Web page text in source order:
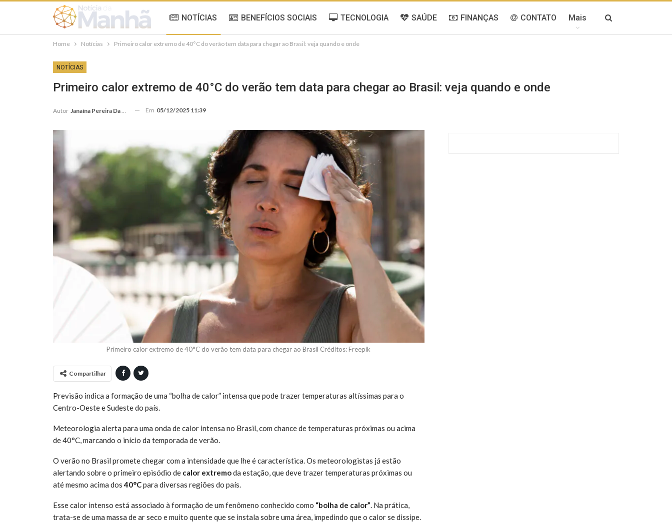
NOTÍCIAS BENEFÍCIOS SOCIAIS TECNOLOGIA SAÚDE FINANÇAS CONTATO Mais
Home Notícias Primeiro calor extremo de 40°C do verão tem data para chegar ao Brasil: veja quando e onde
NOTÍCIAS
Primeiro calor extremo de 40°C do verão tem data para chegar ao Brasil: veja quando e onde
Autor Janaína Pereira Da Silva Em 05/12/2025 11:39
Primeiro calor extremo de 40°C do verão tem data para chegar ao Brasil Créditos: Freepik
Compartilhar
Previsão indica a formação de uma “bolha de calor” intensa que pode trazer temperaturas altíssimas para o
Centro-Oeste e Sudeste do país.
Meteorologia alerta para uma onda de calor intensa no Brasil, com chance de temperaturas próximas ou acima
de 40°C, marcando o início da temporada de verão.
O verão no Brasil promete chegar com a intensidade que lhe é característica. Os meteorologistas já estão
alertando sobre o primeiro episódio de calor extremoda estação, que deve trazer temperaturas próximas ou
até mesmo acima dos40°Cpara diversas regiões do país.
Esse calor intenso está associado à formação de um fenômeno conhecido como “bolha de calor”. Na prática,
trata-se de uma massa de ar seco e muito quente que se instala sobre uma área, impedindo que o calor se dissipe.